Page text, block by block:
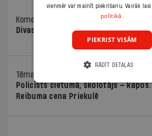
Komentārs
Divas koalīcijas
Tēma
Policists cietumā, skolotājs – kapos.
Reibuma cena Priekulē
vienmēr var mainīt piekrišanu. Vairāk lasi
politikā.
PIEKRIST VISĀM
RĀDĪT DETAĻAS